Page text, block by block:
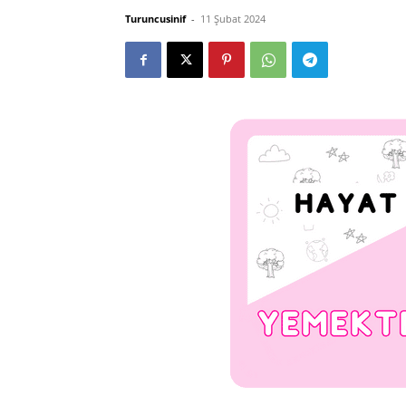
Turuncusinif - 11 Şubat 2024